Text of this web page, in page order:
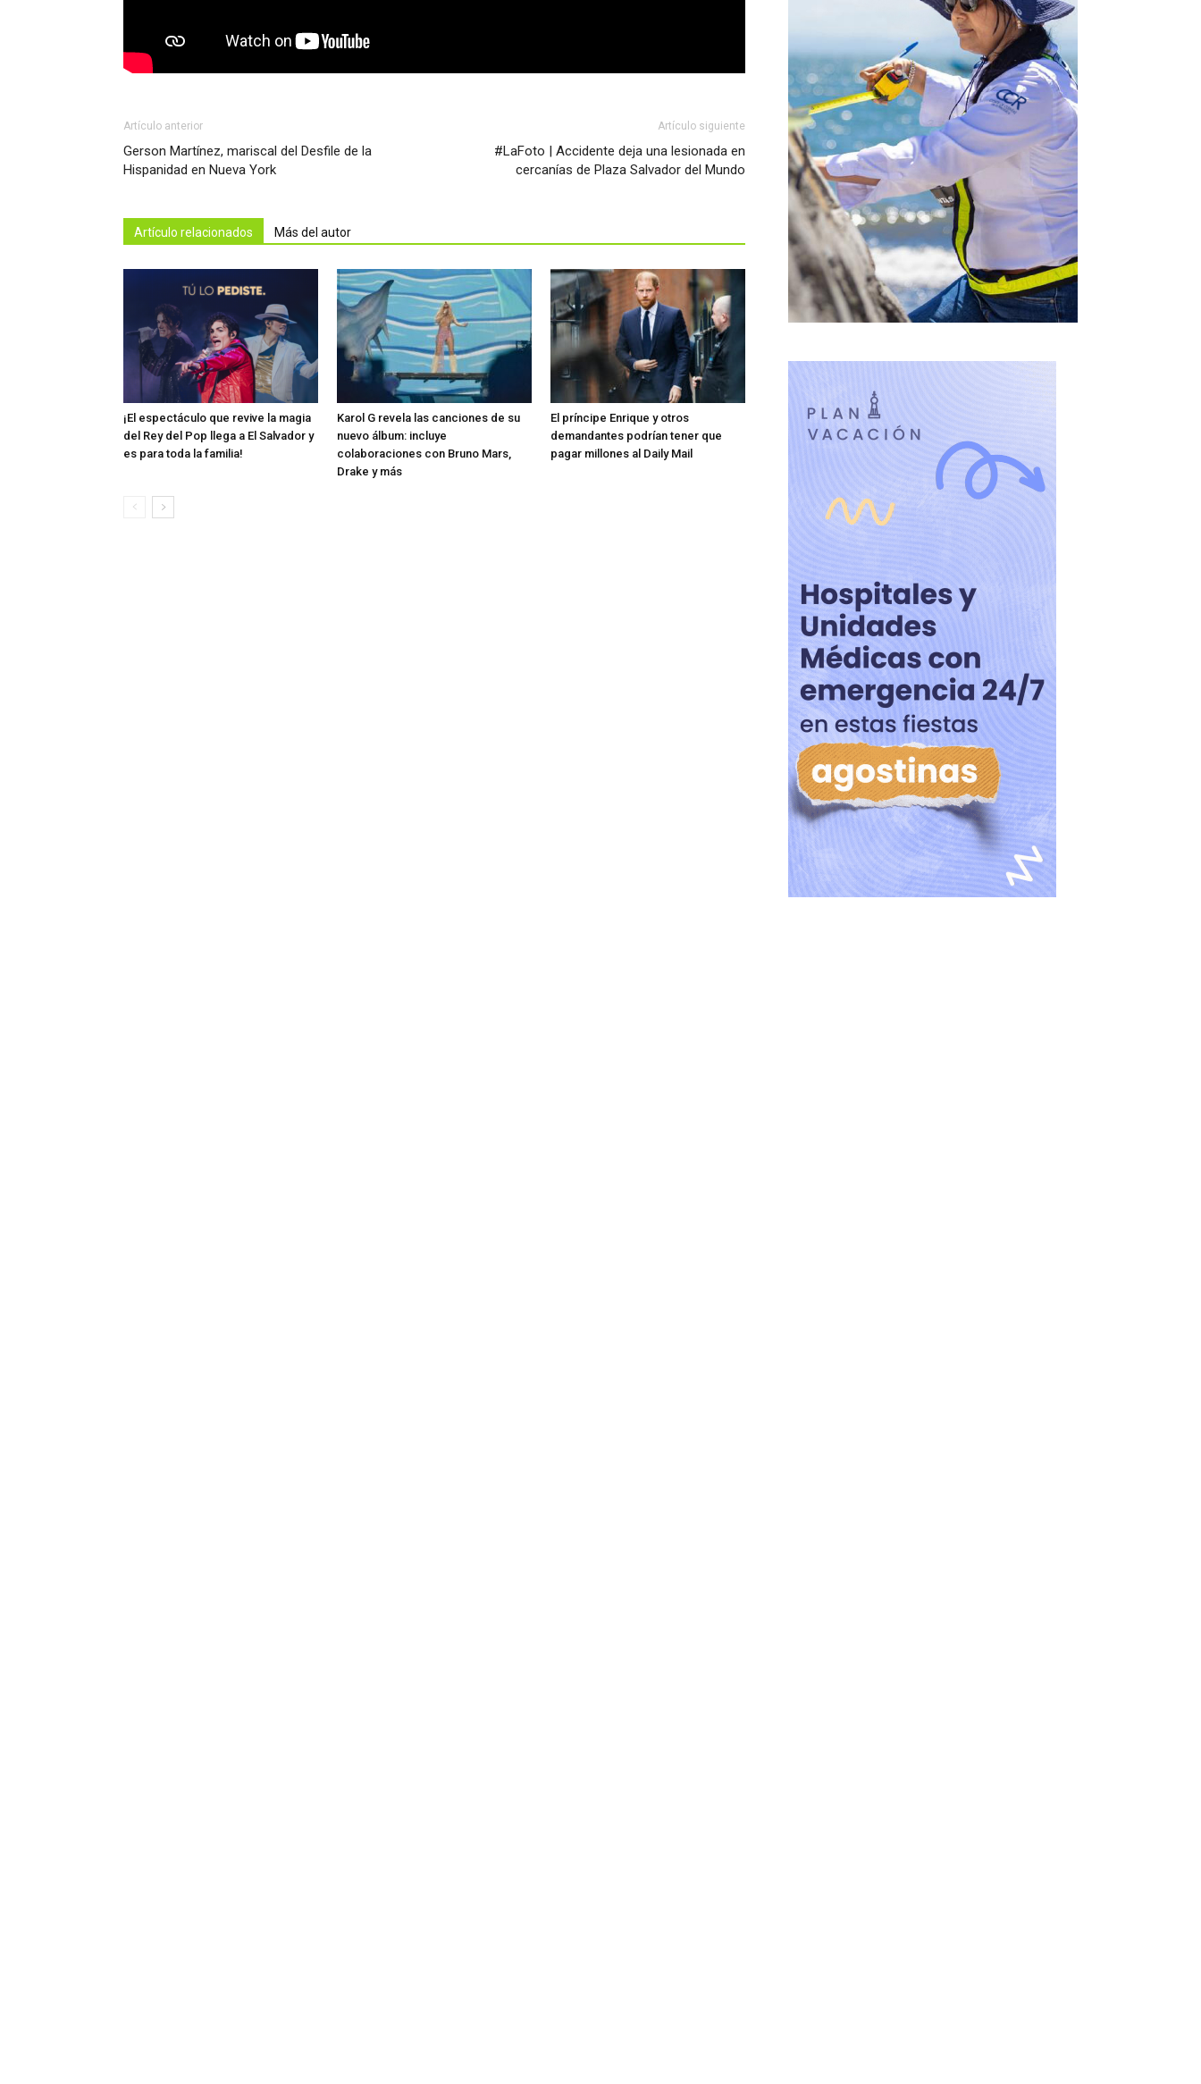
Artículo anterior
Gerson Martínez, mariscal del Desfile de la
Hispanidad en Nueva York
Artículo siguiente
#LaFoto | Accidente deja una lesionada en
cercanías de Plaza Salvador del Mundo
Artículo relacionados Más del autor
¡El espectáculo que revive la magia
del Rey del Pop llega a El Salvador y
es para toda la familia!
Karol G revela las canciones de su
nuevo álbum: incluye
colaboraciones con Bruno Mars,
Drake y más
El príncipe Enrique y otros
demandantes podrían tener que
pagar millones al Daily Mail